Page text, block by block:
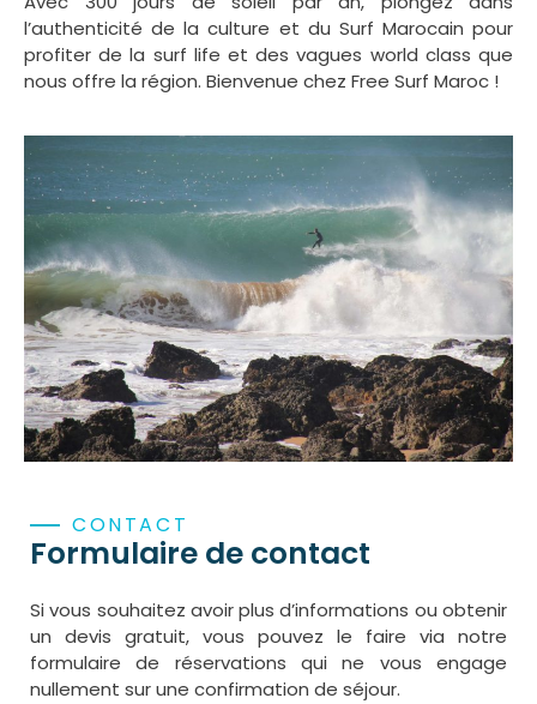
l’authenticité de la culture et du Surf Marocain pour
profiter de la surf life et des vagues world class que
nous offre la région. Bienvenue chez Free Surf Maroc !
CONTACT
Formulaire de contact
Si vous souhaitez avoir plus d’informations ou obtenir
un devis gratuit, vous pouvez le faire via notre
formulaire de réservations qui ne vous engage
nullement sur une confirmation de séjour.